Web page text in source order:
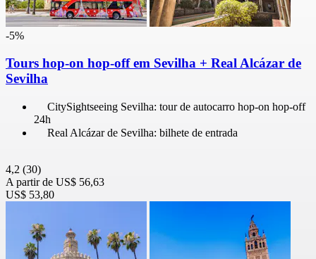
-5%
Tours hop-on hop-off em Sevilha + Real Alcázar de
Sevilha
CitySightseeing Sevilha: tour de autocarro hop-on hop-off
24h
Real Alcázar de Sevilha: bilhete de entrada
4,2 (30)
A partir de US$ 56,63
US$ 53,80